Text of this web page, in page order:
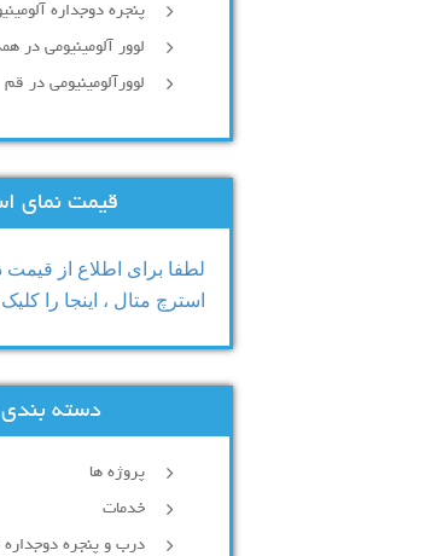
پنجره دوجداره
لوور آلومینیومی در
لوورآلومینیومی در قم
قیمت نمای
لطفا برای اطلاع از
استرچ متال ، اینجا را کلیک
دسته
پروژه ها
خدمات
درب و پنجره دوجداره